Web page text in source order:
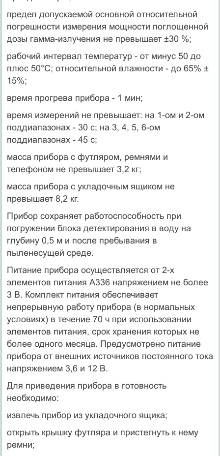
предел допускаемой основной относительной
погрешности измерения мощности поглощенной
дозы гамма-излучения не превышает ±30 %;
рабочий интервал температур - от минус 50 до
плюс 50°С; относительной влажности - до 65% ±
15%;
время прогрева прибора - 1 мин;
время измерений не превышает: на 1-ом и 2-ом
поддиапазонах - 30 с; на 3, 4, 5, 6-ом
поддиапазонах - 45 с;
масса прибора с футляром, ремнями и
телефоном не превышает 3,2 кг;
масса прибора с укладочным ящиком не
превышает 8,2 кг.
Прибор сохраняет работоспособность при
погружении блока детектирования в воду на
глубину 0,5 м и после пребывания в
пыленесущей среде.
Питание прибора осуществляется от 2-х
элементов питания А336 напряжением не более
3 В. Комплект питания обеспечивает
непрерывную работу прибора (в нормальных
условиях) в течение 70 ч при использовании
элементов питания, срок хранения которых не
более одного месяца. Предусмотрено питание
прибора от внешних источников постоянного тока
напряжением 3,6 и 12 В.
Для приведения прибора в готовность
необходимо:
извлечь прибор из укладочного ящика;
открыть крышку футляра и пристегнуть к нему
ремни;